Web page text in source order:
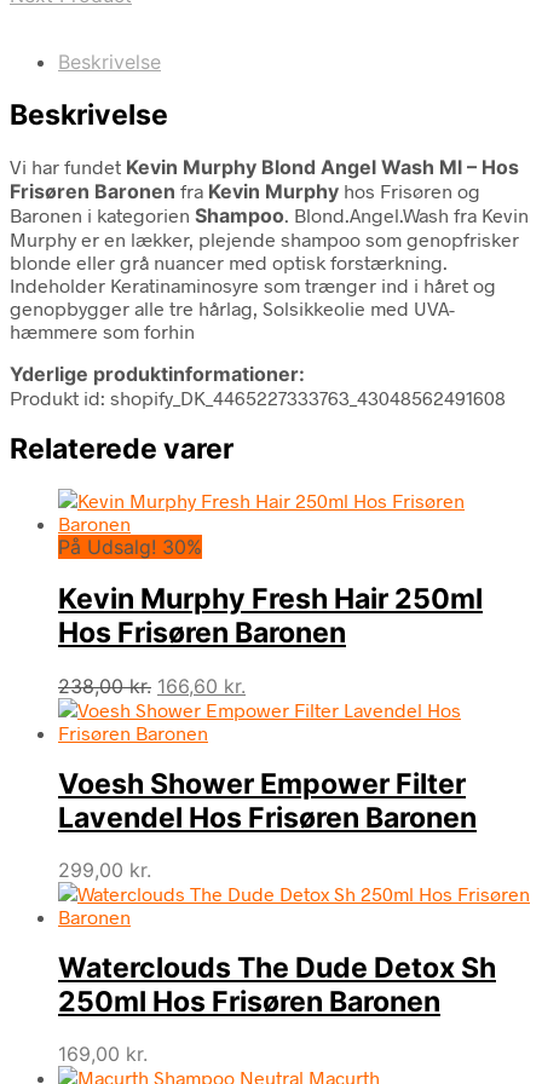
Beskrivelse
Beskrivelse
Vi har fundet Kevin Murphy Blond Angel Wash Ml – Hos
Frisøren Baronen fra Kevin Murphy hos Frisøren og
Baronen i kategorien Shampoo. Blond.Angel.Wash fra Kevin
Murphy er en lækker, plejende shampoo som genopfrisker
blonde eller grå nuancer med optisk forstærkning.
Indeholder Keratinaminosyre som trænger ind i håret og
genopbygger alle tre hårlag, Solsikkeolie med UVA-
hæmmere som forhin
Yderlige produktinformationer:
Produkt id: shopify_DK_4465227333763_43048562491608
Relaterede varer
På Udsalg! 30%
Kevin Murphy Fresh Hair 250ml
Hos Frisøren Baronen
238,00kr. Den
oprindelige
pris
238,00 kr..
166,60 kr.
aktuelle
166,60 kr..
Voesh Shower Empower Filter
Lavendel Hos Frisøren Baronen
299,00 kr.
Waterclouds The Dude Detox Sh
250ml Hos Frisøren Baronen
169,00 kr.